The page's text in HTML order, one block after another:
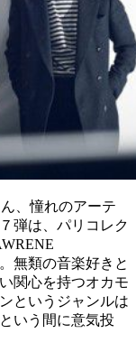
、憧れのアーテ
弾は、パリコレク
無類の音楽好きと
関心を持つオカモ
というジャンルは
いう間に意気投